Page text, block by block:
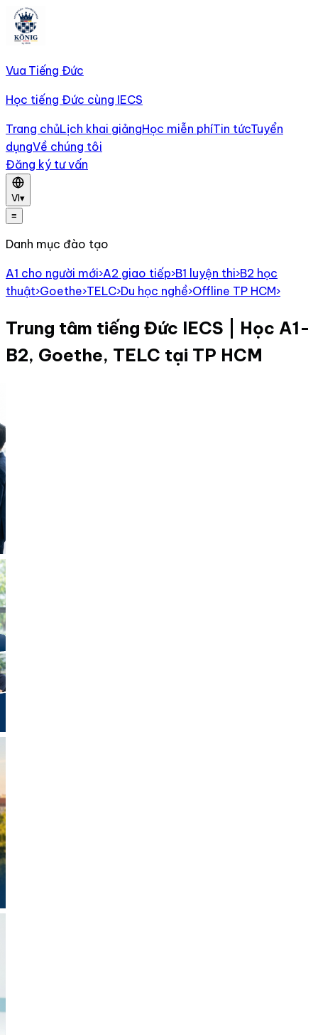
Vua Tiếng Đức
Học tiếng Đức cùng IECS
Trang chủLịch khai giảngHọc miễn phíTin tứcTuyển
dụngVề chúng tôi
Đăng ký tư vấn
VI▾
≡
Danh mục đào tạo
A1 cho người mới›A2 giao tiếp›B1 luyện thi›B2 học
thuật›Goethe›TELC›Du học nghề›Offline TP HCM›
Trung tâm tiếng Đức IECS | Học A1-
B2, Goethe, TELC tại TP HCM